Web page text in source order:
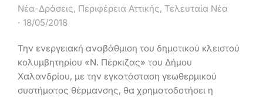
Νέα-Δράσεις, Περιφέρεια Αττικής, Τελευταία Νέα
18/05/2018
Την ενεργειακή αναβάθμιση του δημοτικού κλειστού
κολυμβητηρίου «Ν. Πέρκιζας» του Δήμου
Χαλανδρίου, με την εγκατάσταση γεωθερμικού
συστήματος θέρμανσης, θα χρηματοδοτήσει η